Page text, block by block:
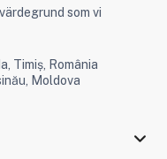
som vi
Timiș, România
Moldova